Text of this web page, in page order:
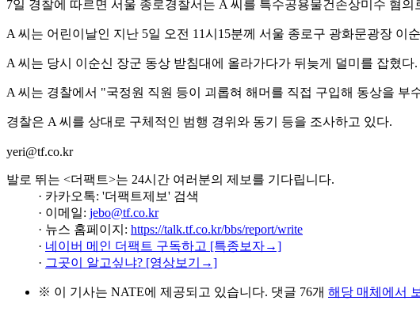
7일 경찰에 따르면 서울 종로경찰서는 A 씨를 특수공용물건손상미수 혐의
A 씨는 어린이날인 지난 5일 오전 11시15분께 서울 종로구 광화문광장 이
A 씨는 당시 이순신 장군 동상 받침대에 올라가다가 뒤늦게 덜미를 잡혔다.
A 씨는 경찰에서 "국정원 직원 등이 괴롭혀 해머를 직접 구입해 동상을 부
경찰은 A 씨를 상대로 구체적인 범행 경위와 동기 등을 조사하고 있다.
yeri@tf.co.kr
발로 뛰는 <더팩트>는 24시간 여러분의 제보를 기다립니다.
· 카카오톡: '더팩트제보' 검색
· 이메일: jebo@tf.co.kr
· 뉴스 홈페이지: https://talk.tf.co.kr/bbs/report/write
· 네이버 메인 더팩트 구독하고 [특종보자→]
· 그곳이 알고싶냐? [영상보기→]
※ 이 기사는 NATE에 제공되고 있습니다. 댓글 76개 해당 매체에서